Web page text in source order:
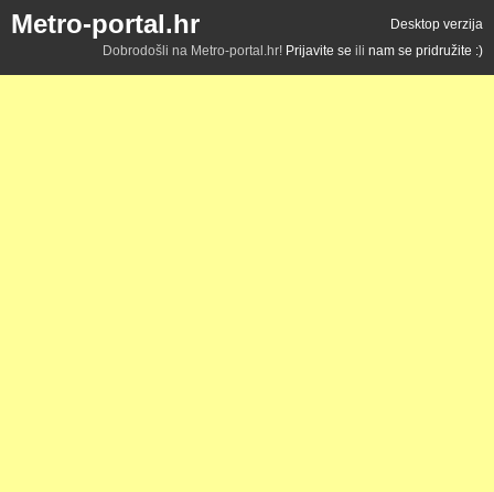
Metro-portal.hr
Desktop verzija
Dobrodošli na Metro-portal.hr! Prijavite se ili nam se pridružite :)